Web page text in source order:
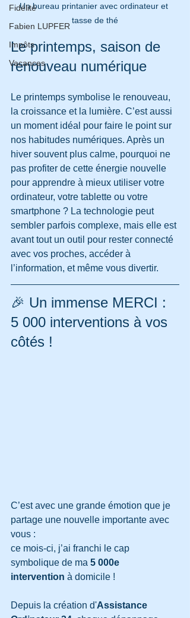
Fidélité
Fabien LUPFER
Impôts
Vacances
Un bureau printanier avec ordinateur et
tasse de thé
Le printemps, saison de
renouveau numérique
Le printemps symbolise le renouveau,
la croissance et la lumière. C’est aussi
un moment idéal pour faire le point sur
nos habitudes numériques. Après un
hiver souvent plus calme, pourquoi ne
pas profiter de cette énergie nouvelle
pour apprendre à mieux utiliser votre
ordinateur, votre tablette ou votre
smartphone ? La technologie peut
sembler parfois complexe, mais elle est
avant tout un outil pour rester connecté
avec vos proches, accéder à
l’information, et même vous divertir.
🎉 Un immense MERCI :
5 000 interventions à vos
côtés !
C’est avec une grande émotion que je
partage une nouvelle importante avec
vous :
ce mois-ci, j’ai franchi le cap
symbolique de ma 5 000e
intervention à domicile !
Depuis la création d'Assistance